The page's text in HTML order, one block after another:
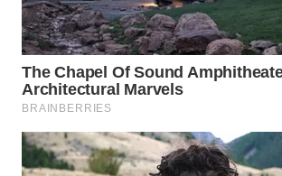
WN
BINTAN
WN
WN